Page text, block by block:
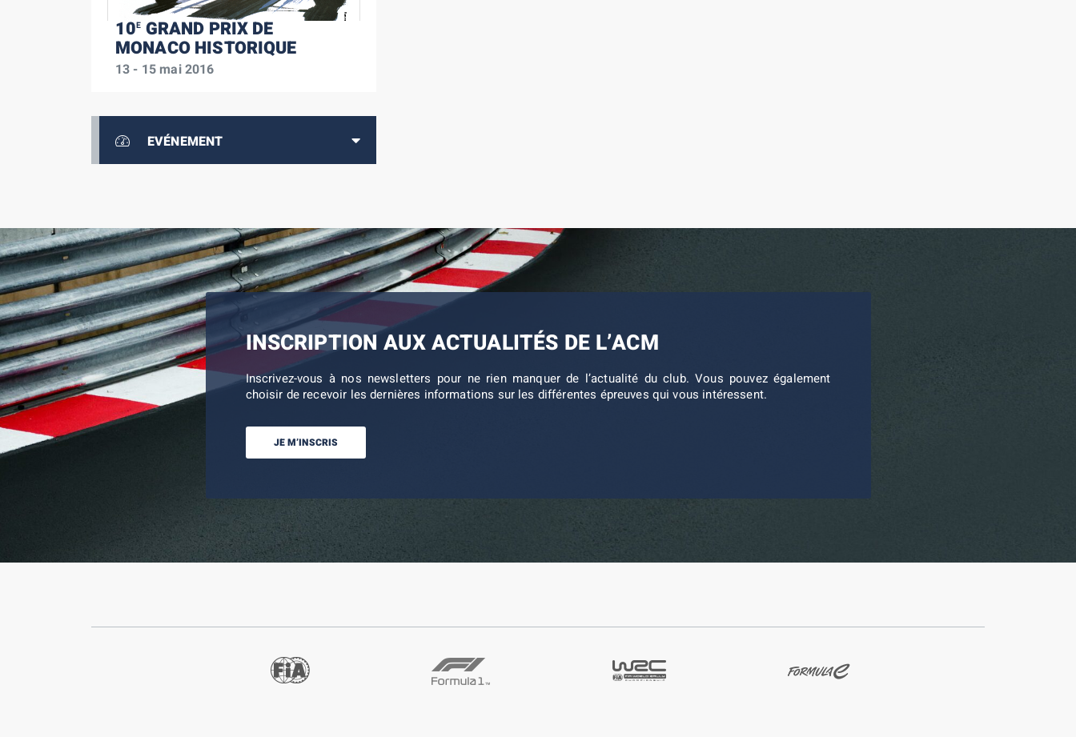
10E GRAND PRIX DE
MONACO HISTORIQUE
13 - 15 mai 2016
EVÉNEMENT
INSCRIPTION AUX ACTUALITÉS DE L’ACM
Inscrivez-vous à nos newsletters pour ne rien manquer de l’actualité du club. Vous pouvez également
choisir de recevoir les dernières informations sur les différentes épreuves qui vous intéressent.
JE M’INSCRIS